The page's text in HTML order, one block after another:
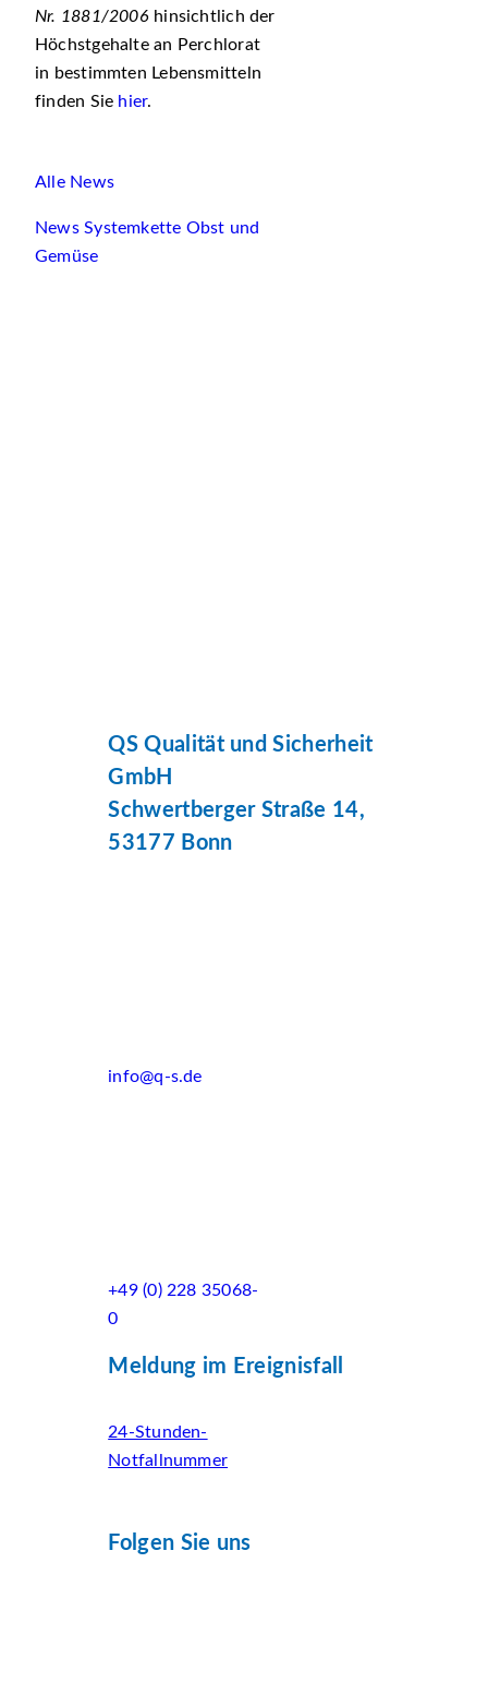
Nr. 1881/2006 hinsichtlich der
Höchstgehalte an Perchlorat
in bestimmten Lebensmitteln
finden Sie hier.
Alle News
News Systemkette Obst und
Gemüse
QS Qualität und Sicherheit
GmbH
Schwertberger Straße 14,
53177 Bonn
info@q-s.de
+49 (0) 228 35068-
0
Meldung im Ereignisfall
24-Stunden-
Notfallnummer
Folgen Sie uns